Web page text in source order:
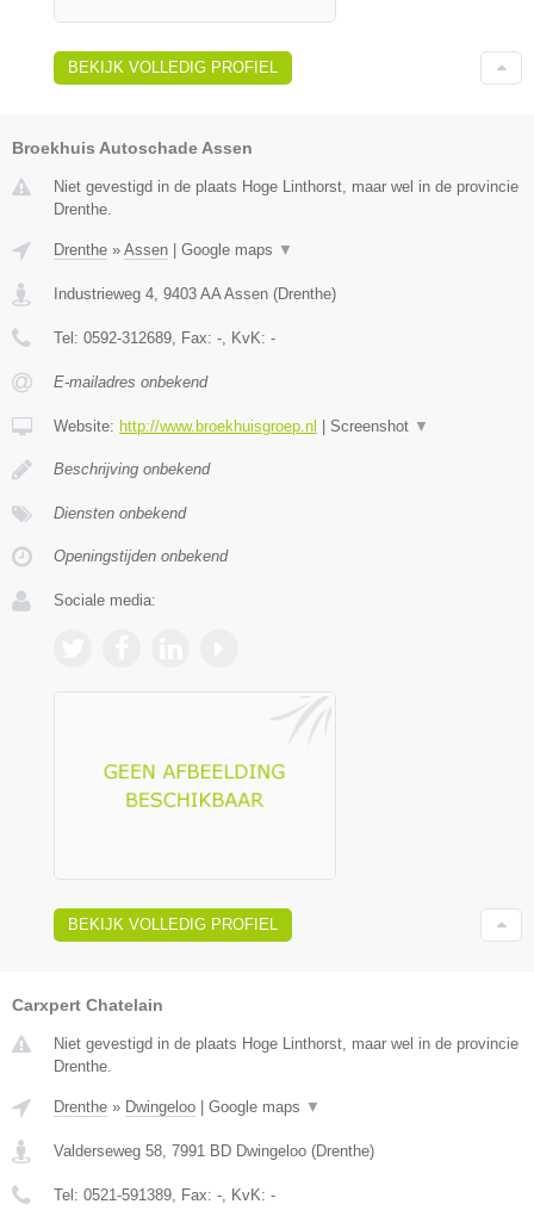
BEKIJK VOLLEDIG PROFIEL
Broekhuis Autoschade Assen
Niet gevestigd in de plaats Hoge Linthorst, maar wel in de provincie
Drenthe.
Drenthe » Assen | Google maps ▼
Industrieweg 4 9403 AA Assen (Drenthe)
Tel: 0592-312689 , Fax: - , KvK: -
E-mailadres onbekend
Website: http://www.broekhuisgroep.nl | Screenshot ▼
Beschrijving onbekend
Diensten onbekend
Openingstijden onbekend
Sociale media:
BEKIJK VOLLEDIG PROFIEL
Carxpert Chatelain
Niet gevestigd in de plaats Hoge Linthorst, maar wel in de provincie
Drenthe.
Drenthe » Dwingeloo Google maps ▼
Valderseweg 58, 7991 BD Dwingeloo (Drenthe)
Tel: 0521-591389, Fax: -, KvK: -